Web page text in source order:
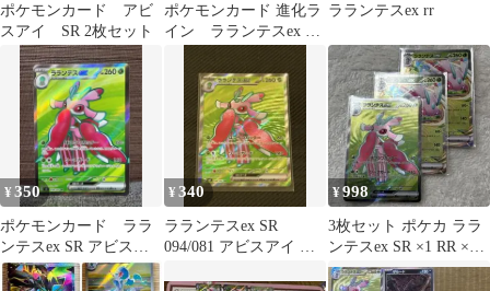
ポケモンカード アビ
スアイ SR 2枚セット
ポケモンカード 進化ラ
イン ラランテスex SR
ラランテスex rr
¥350
ポケモンカード ララ
ンテスex SR アビスア
イ
¥340
ラランテスex SR
094/081 アビスアイ ポ
¥998
3枚セット ポケカ ララ
ンテスex SR ×1 RR ×2
キラ